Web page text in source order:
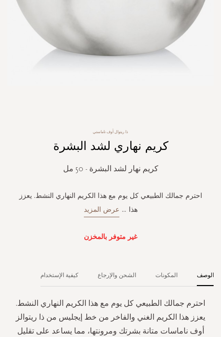
ذا ريتوال أوف ناماستي
كريم نهاري لشد البشرة
كريم نهار لشد البشرة - 50 مل
احترم جمالك الطبيعي كل يوم مع هذا الكريم النهاري النشط. يعزز
هذا ... عرض المزيد
غير متوفر بالمخزن
الوصف
احترم جمالك الطبيعي كل يوم مع هذا الكريم النهاري النشط.
يعزز هذا الكريم الغني والفاخر من خط إيجليس من ذا ريتوالز
أوف ناماسات متانة بشرتك ومرونتها، مما يساعد على تقليل
المكونات الشحن والإرجاع كيفية الإستخدام